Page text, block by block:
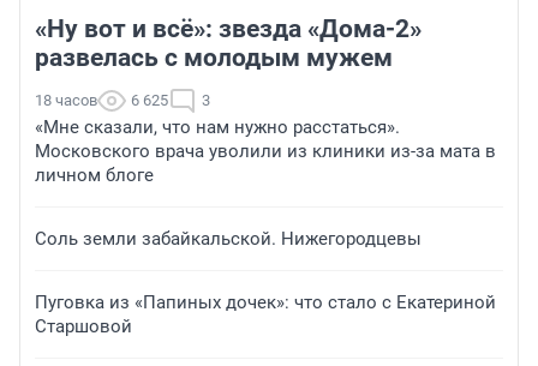
«Ну вот и всё»: звезда «Дома-2»
развелась с молодым мужем
18 часов 6 625 3
«Мне сказали, что нам нужно расстаться».
Московского врача уволили из клиники из-за мата в
личном блоге
Соль земли забайкальской. Нижегородцевы
Пуговка из «Папиных дочек»: что стало с Екатериной
Старшовой